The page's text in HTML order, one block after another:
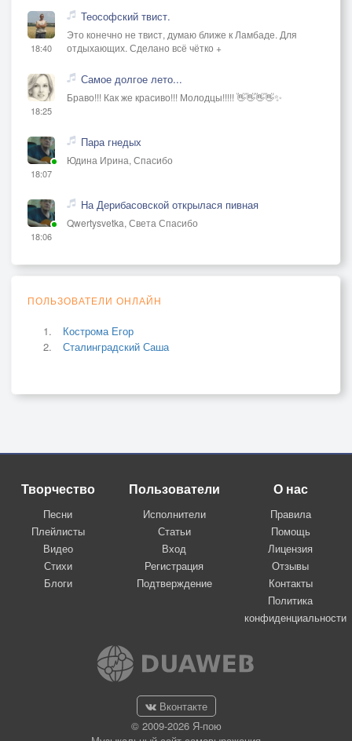
18:40
Теософский твист.
Это конечно не твист, думаю ближе к Ламбаде. Для
отдыхающих. Сделано всё чётко +
18:25
Самое долгое лето...
Браво!!! Как же красиво!!! Молодцы!!!!! 👋👋👋👋✨
18:07
Пара гнедых
Юдина Ирина, Спасибо
18:06
На Дерибасовской открылася пивная
Qwertysvetka, Света Спасибо
ПОЛЬЗОВАТЕЛИ ОНЛАЙН
Кострома Егор
Сталинградский Саша
Творчество
Песни
Плейлисты
Видео
Стихи
Блоги
Пользователи
Исполнители
Статьи
Вход
Регистрация
Подтверждение
О нас
Правила
Помощь
Лицензия
Отзывы
Контакты
Политика
конфиденциальности
Вконтакте
© 2009-2026 Я-пою